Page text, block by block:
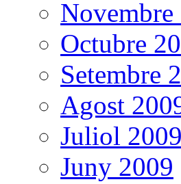
Novembre
Octubre
Setembre
Agost
Juliol 2009
Juny 2009